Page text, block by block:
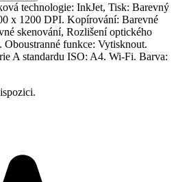
technologie: InkJet, Tisk: Barevný
x 1200 DPI. Kopírování: Barevné
skenování, Rozlišení optického
funkce: Vytisknout.
A standardu ISO: A4. Wi-Fi. Barva: